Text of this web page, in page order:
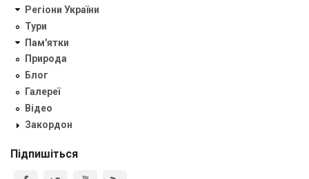
Регіони України
Тури
Пам'ятки
Природа
Блог
Галереї
Відео
Закордон
Підпишіться